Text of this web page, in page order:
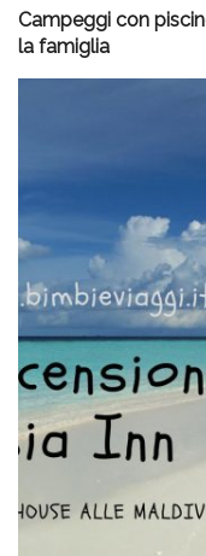
Campeggi con
la famiglia